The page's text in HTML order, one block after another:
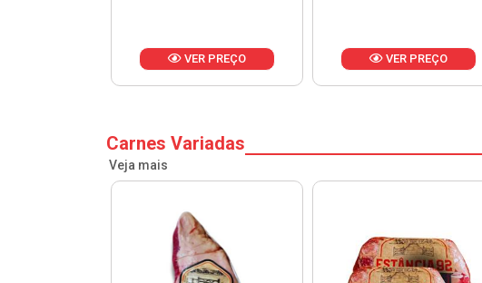
VER PREÇO VER PREÇO
Carnes Variadas
Veja mais